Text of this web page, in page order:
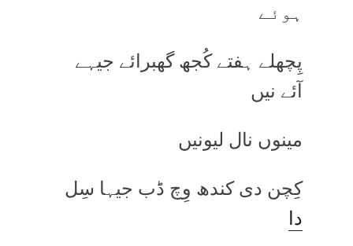
ہوئے
پِچھلے ہفتے کُجھ گھبرائے جیہے
آئے نیں
مینوں نال لیونیں
کِچن دی کندھ وِچ ڈب جیہا سِل
دا